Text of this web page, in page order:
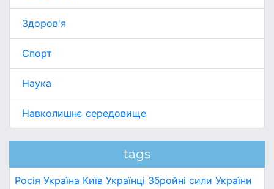
Здоров'я
Спорт
Наука
Навколишнє середовище
tags
Росія Україна Київ Українці Збройні сили України